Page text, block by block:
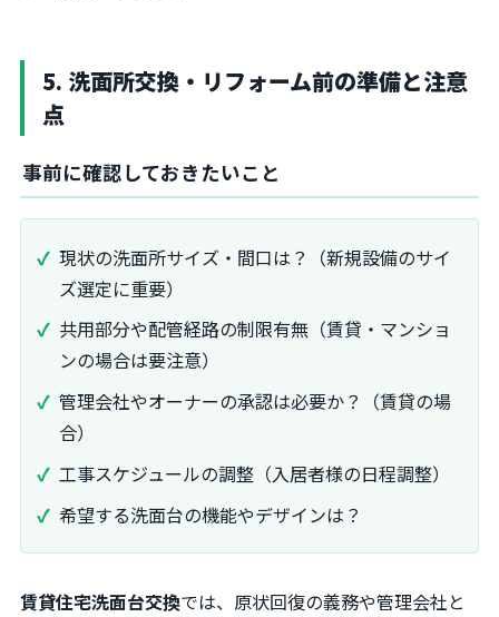
5. 洗面所交換・リフォーム前の準備と注意
点
事前に確認しておきたいこと
現状の洗面所サイズ・間口は？（新規設備のサイ
ズ選定に重要）
共用部分や配管経路の制限有無（賃貸・マンショ
ンの場合は要注意）
管理会社やオーナーの承認は必要か？（賃貸の場
合）
工事スケジュールの調整（入居者様の日程調整）
希望する洗面台の機能やデザインは？
賃貸住宅洗面台交換では、原状回復の義務や管理会社と